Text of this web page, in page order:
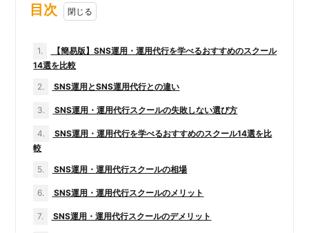
目次
1.
【簡易版】SNS運用・運用代行を学べるおすすめのスクール
14選を比較
2. SNS運用とSNS運用代行との違い
3. SNS運用・運用代行スクールの失敗しない選び方
4.
SNS運用・運用代行を学べるおすすめのスクール14選を比
較
5. SNS運用・運用代行スクールの相場
6. SNS運用・運用代行スクールのメリット
7. SNS運用・運用代行スクールのデメリット